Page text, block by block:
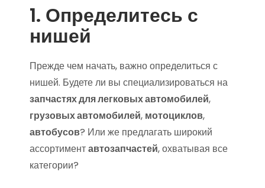
1. Определитесь с
нишей
Прежде чем начать, важно определиться с
нишей. Будете ли вы специализироваться на
запчастях для легковых автомобилей,
грузовых автомобилей, мотоциклов,
автобусов? Или же предлагать широкий
ассортиментавтозапчастей, охватывая все
категории?